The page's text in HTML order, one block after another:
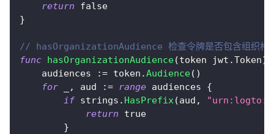
return
false
}
// hasOrganizationAudience 检查令牌是否包含组织格
func hasOrganizationAudience(token jwt .Token)
    audiences
:= token .Audience( )
for
, aud := range audiences {
if strings . HasPrefix (aud ,
return
true
}